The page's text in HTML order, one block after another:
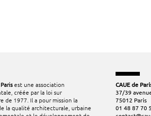
est une association
créée par la loi sur
de 1977. Il a pour mission la
la qualité architecturale, urbaine
CAUE de
37/39
75012 Paris
01 48 87 70